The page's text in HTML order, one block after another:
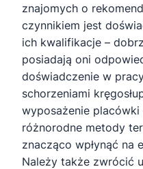
znajomych o
czynnikiem jest
ich kwalifikacje –
posiadają oni
doświadczenie w
schorzeniami
wyposażenie
różnorodne metody
znacząco wpłynąć na
Należy także zwrócić